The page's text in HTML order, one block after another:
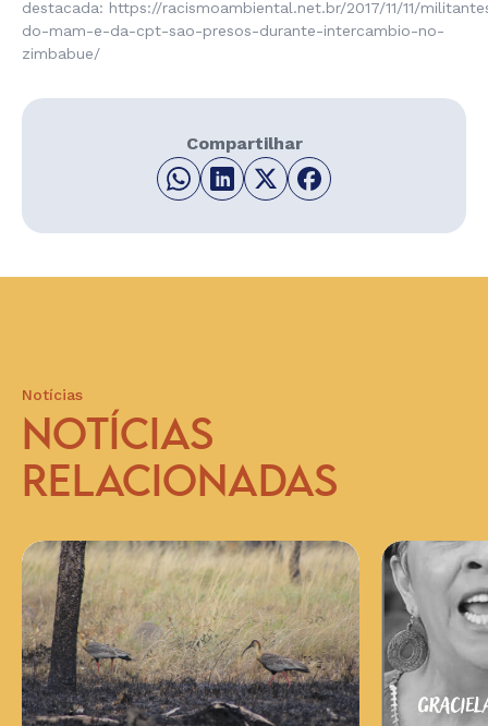
destacada: https://racismoambiental.net.br/2017/11/11/
do-mam-e-da-cpt-sao-presos-durante-intercambio-no-
zimbabue/
Compartilhar
Notícias
NOTÍCIAS
RELACIONADAS